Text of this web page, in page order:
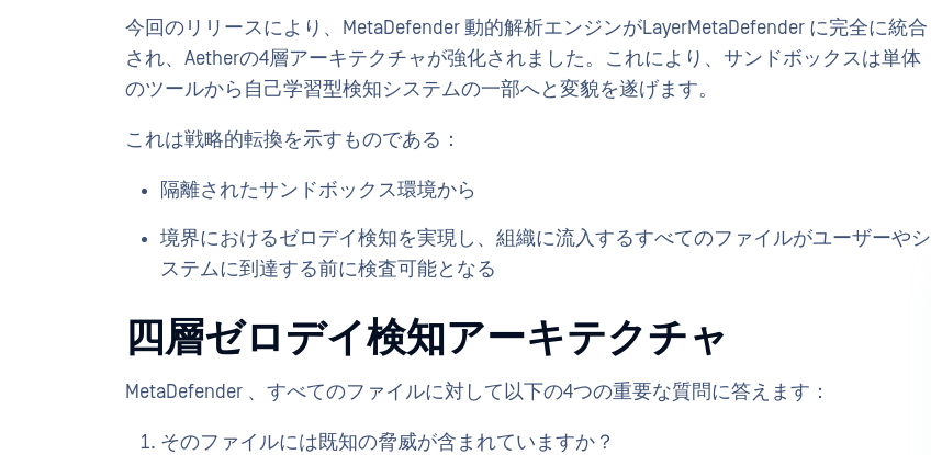
今回のリリースにより、MetaDefender 動的解析エンジンがLayerMetaDefender に完全に統合
され、Aetherの4層アーキテクチャが強化されました。これにより、サンドボックスは単体
のツールから自己学習型検知システムの一部へと変貌を遂げます。
これは戦略的転換を示すものである：
隔離されたサンドボックス環境から
境界におけるゼロデイ検知を実現し、組織に流入するすべてのファイルがユーザーやシ
ステムに到達する前に検査可能となる
四層ゼロデイ検知アーキテクチャ
MetaDefender 、すべてのファイルに対して以下の4つの重要な質問に答えます：
そのファイルには既知の脅威が含まれていますか？